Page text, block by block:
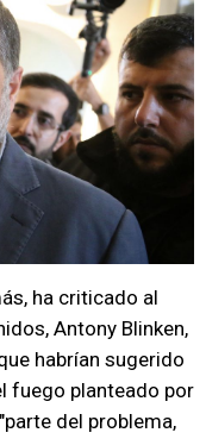
ha criticado al
Antony Blinken,
habrían sugerido
fuego planteado por
del problema,